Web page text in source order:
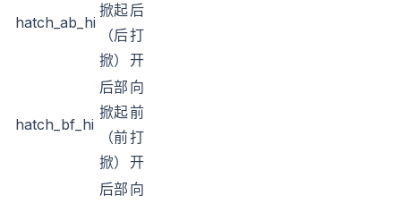
hatch_ab_hi
掀起
（后
掀）
后
打
开
hatch_bf_hi
后部
掀起
（前
掀）
向
前
打
开
后部 向